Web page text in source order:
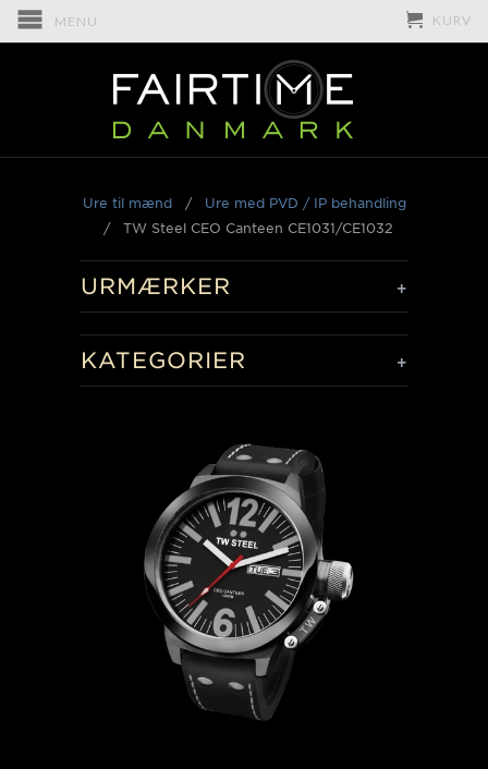
MENU KURV
Ure til mænd/ Ure med PVD / IP behandling
/ TW Steel CEO Canteen CE1031/CE1032
+
URMÆRKER
+
KATEGORIER